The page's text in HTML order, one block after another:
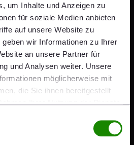
um Inhalte und Anzeigen zu
für soziale Medien anbieten
auf unsere Website zu
wir Informationen zu Ihrer
an unsere Partner für
und Analysen weiter. Unsere
möglicherweise mit
die Sie ihnen bereitgestellt
Ihrer Nutzung der Dienste
ein energieintensiver Prozess.
kontinuierlich
durch die
zur Verbesserung der
Trocknung oder den Einsatz
Ofentechnologie auf Basis
Kortemark